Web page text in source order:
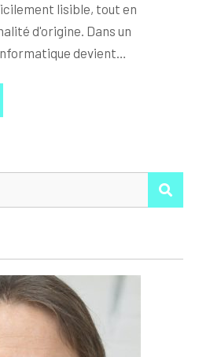
lisible, tout en
d'origine. Dans un
devient…